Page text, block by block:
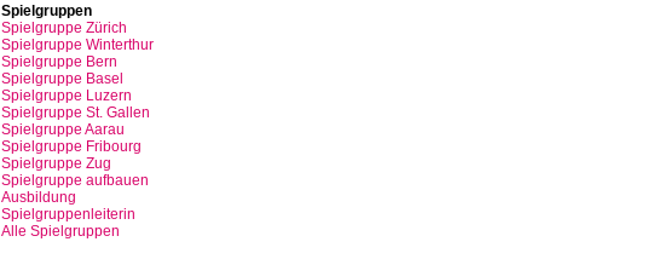
Spielgruppen
Spielgruppe Zürich
Spielgruppe Winterthur
Spielgruppe Bern
Spielgruppe Basel
Spielgruppe Luzern
Spielgruppe St. Gallen
Spielgruppe Aarau
Spielgruppe Fribourg
Spielgruppe Zug
Spielgruppe aufbauen
Ausbildung
Spielgruppenleiterin
Alle Spielgruppen